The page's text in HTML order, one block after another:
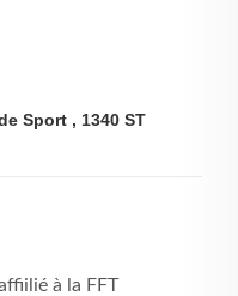
Sport , 1340 ST
à la FFT